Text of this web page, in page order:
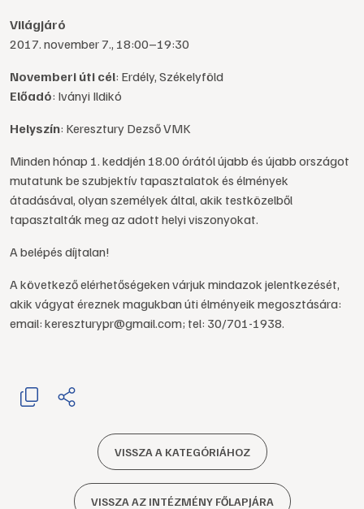
Világjáró
2017. november 7., 18:00–19:30
Novemberi úti cél: Erdély, Székelyföld
Előadó: Iványi Ildikó
Helyszín: Keresztury Dezső VMK
Minden hónap 1. keddjén 18.00 órától újabb és újabb országot
mutatunk be szubjektív tapasztalatok és élmények
átadásával, olyan személyek által, akik testközelből
tapasztalták meg az adott helyi viszonyokat.
A belépés díjtalan!
A következő elérhetőségeken várjuk mindazok jelentkezését,
akik vágyat éreznek magukban úti élményeik megosztására:
email: kereszturypr@gmail.com; tel: 30/701-1938.
VISSZA A KATEGÓRIÁHOZ
VISSZA AZ INTÉZMÉNY FŐLAPJÁRA